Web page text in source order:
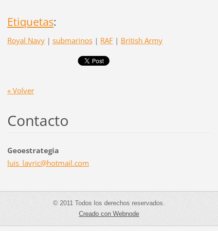
Etiquetas:
Royal Navy | submarinos | RAF | British Army
« Volver
Contacto
Geoestrategia
luis_lavric@hotmail.com
© 2011 Todos los derechos reservados.
Creado con Webnode